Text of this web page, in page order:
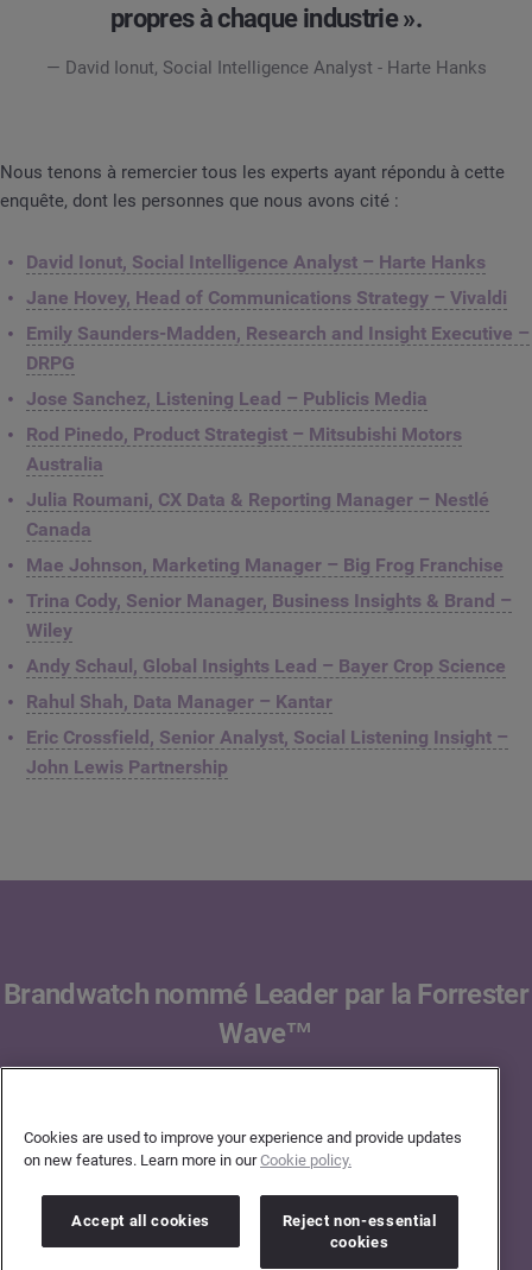
propres à chaque industrie ».
— David Ionut, Social Intelligence Analyst - Harte Hanks
Nous tenons à remercier tous les experts ayant répondu à cette
enquête, dont les personnes que nous avons cité :
David Ionut, Social Intelligence Analyst – Harte Hanks
Jane Hovey, Head of Communications Strategy – Vivaldi
Emily Saunders-Madden, Research and Insight Executive –
DRPG
Jose Sanchez, Listening Lead – Publicis Media
Rod Pinedo, Product Strategist – Mitsubishi Motors
Australia
Julia Roumani, CX Data & Reporting Manager – Nestlé
Canada
Mae Johnson, Marketing Manager – Big Frog Franchise
Trina Cody, Senior Manager, Business Insights & Brand –
Wiley
Andy Schaul, Global Insights Lead – Bayer Crop Science
Rahul Shah, Data Manager – Kantar
Eric Crossfield, Senior Analyst, Social Listening Insight –
John Lewis Partnership
Brandwatch nommé Leader par la Forrester
Wave™
Cookies are used to improve your experience and provide updates
on new features. Learn more in ourCookie policy.
Accept all cookies
Reject non-essential
cookies